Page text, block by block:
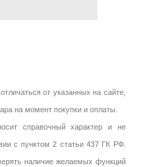
от указанных на сайте,
на момент покупки и оплаты.
справочный характер и не
с пунктом 2 статьи 437 ГК РФ.
наличие желаемых функций